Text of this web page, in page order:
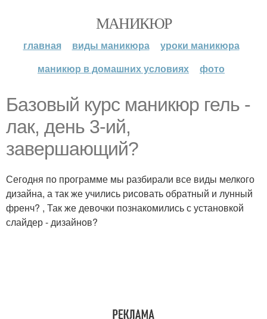
МАНИКЮР
главная виды маникюра
уроки маникюра
маникюр в домашних условиях
фото
Базовый курс маникюр гель -
лак, день 3-ий,
завершающий?
Сегодня по программе мы разбирали все виды мелкого
дизайна, а так же учились рисовать обратный и лунный
френч? , Так же девочки познакомились с установкой
слайдер - дизайнов?